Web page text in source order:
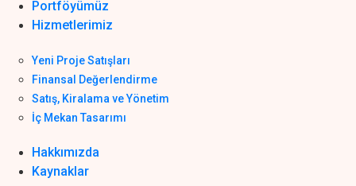
Portföyümüz
Hizmetlerimiz
Yeni Proje Satışları
Finansal Değerlendirme
Satış, Kiralama ve Yönetim
İç Mekan Tasarımı
Hakkımızda
Kaynaklar